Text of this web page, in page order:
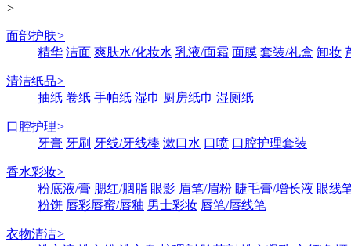
>
面部护肤>
精华 洁面 爽肤水/化妆水 乳液/面霜 面膜 套装/礼盒 卸妆
清洁纸品>
抽纸 卷纸 手帕纸 湿巾 厨房纸巾 湿厕纸
口腔护理>
牙膏 牙刷 牙线/牙线棒 漱口水 口喷 口腔护理套装
香水彩妆>
粉底液/膏 腮红/胭脂 眼影 眉笔/眉粉 睫毛膏/增长液 眼线
粉饼 唇彩唇蜜/唇釉 男士彩妆 唇笔/唇线笔
衣物清洁>